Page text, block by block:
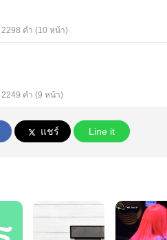
2298 คำ (10 หน้า)
2249 คำ (9 หน้า)
แชร์ Line it